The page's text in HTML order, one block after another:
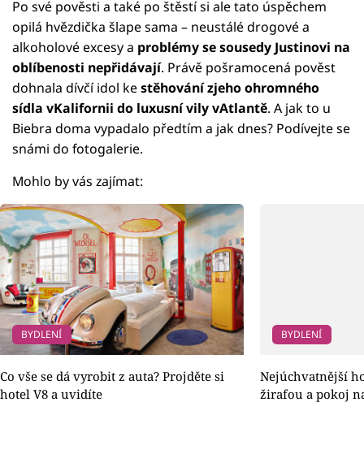
Po své pověsti a také po štěstí si ale tato úspěchem
opilá hvězdička šlape sama – neustálé drogové a
alkoholové excesy a problémy se sousedy Justinovi na
oblíbenosti nepřidávají. Právě pošramocená pověst
dohnala dívčí idol kestěhování zjeho ohromného
sídla vKalifornii do luxusní vily vAtlantě. A jak to u
Biebra doma vypadalo předtím a jak dnes? Podívejte se
snámi do fotogalerie.
Mohlo by vás zajímat:
BYDLENÍ
Co vše se dá vyrobit z auta? Projděte si
hotel V8 a uvidíte
BYDLENÍ
Nejúchvatnější
žirafou a pokoj